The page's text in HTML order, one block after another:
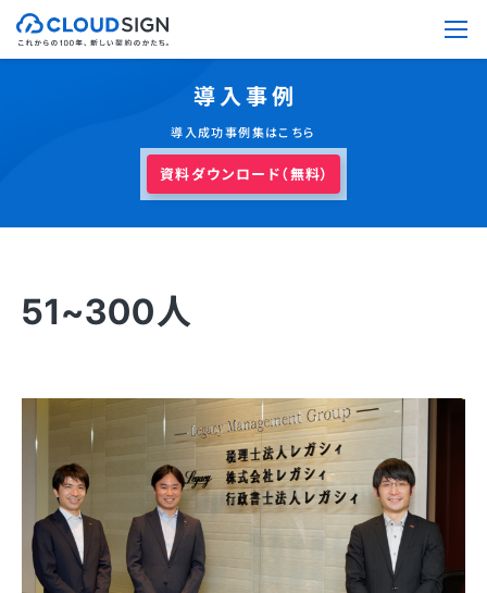
導入事例
導入成功事例集はこちら
資料ダウンロード（無料）
51~300人